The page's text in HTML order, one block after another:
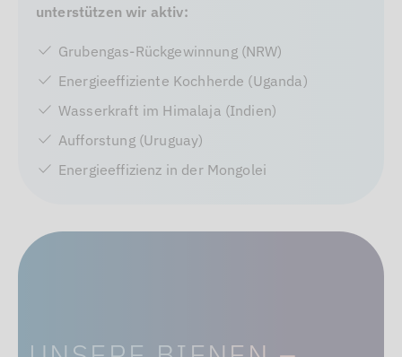
unterstützen wir aktiv:
Grubengas-Rückgewinnung (NRW)
Energieeffiziente Kochherde (Uganda)
Wasserkraft im Himalaja (Indien)
Aufforstung (Uruguay)
Energieeffizienz in der Mongolei